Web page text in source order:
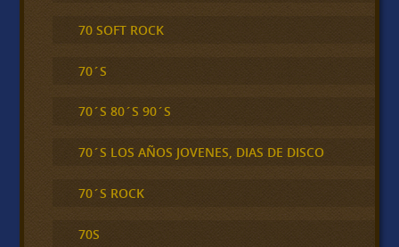
70 SOFT ROCK
70´S
70´S 80´S 90´S
70´S LOS AÑOS JOVENES, DIAS DE DISCO
70´S ROCK
70S